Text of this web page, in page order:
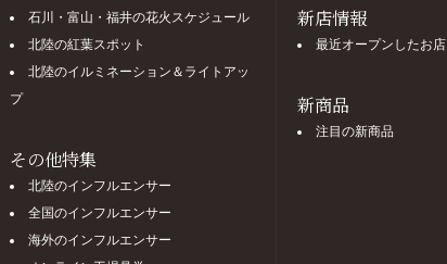
石川・富山・福井の花火スケジュール
北陸の紅葉スポット
北陸のイルミネーション＆ライトアッ
プ
その他特集
北陸のインフルエンサー
全国のインフルエンサー
海外のインフルエンサー
新店情報
最近オープンしたお店
新商品
注目の新商品